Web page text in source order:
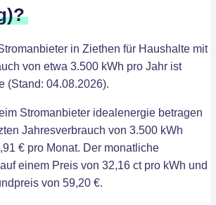
in Ziethen für Haushalte mit
von etwa 3.500 kWh pro Jahr ist
(Stand: 04.08.2026).
Stromanbieter idealenergie betragen
Jahresverbrauch von 3.500 kWh
€ pro Monat. Der monatliche
einem Preis von 32,16 ct pro kWh und
von 59,20 €.